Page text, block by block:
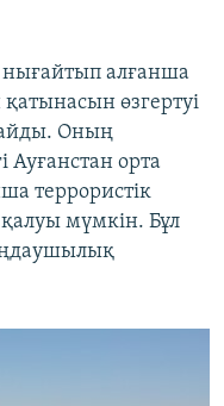
нығайтып алғанша
қатынасын өзгертуі
Оның
Ауғанстан орта
террористік
мүмкін. Бұл